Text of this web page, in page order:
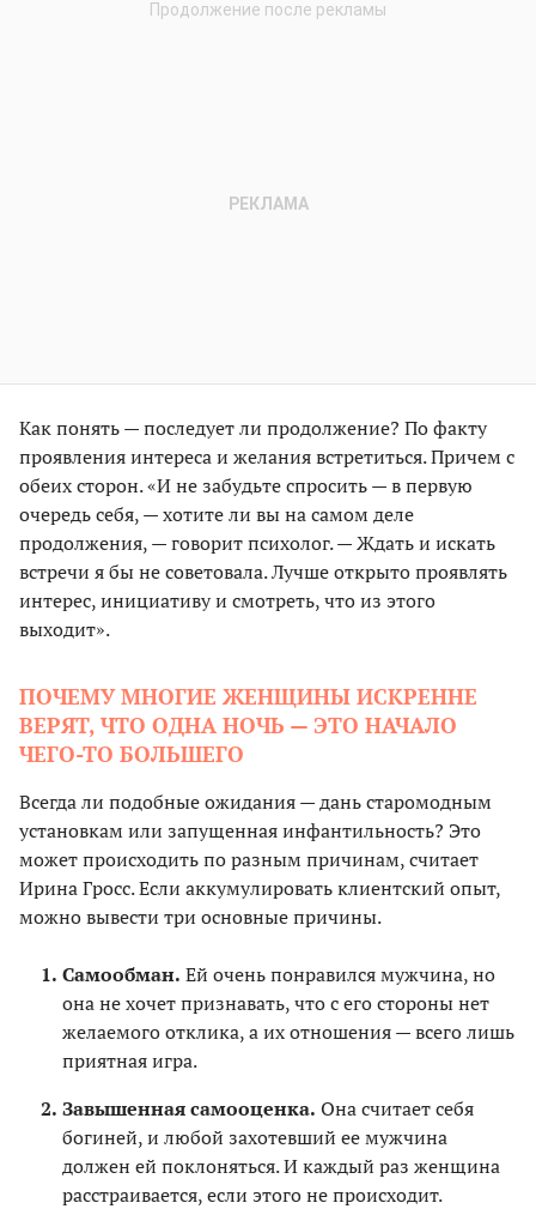
Как понять — последует ли продолжение? По факту
проявления интереса и желания встретиться. Причем с
обеих сторон. «И не забудьте спросить — в первую
очередь себя, — хотите ли вы на самом деле
продолжения, — говорит психолог. — Ждать и искать
встречи я бы не советовала. Лучше открыто проявлять
интерес, инициативу и смотреть, что из этого
выходит».
ПОЧЕМУ МНОГИЕ ЖЕНЩИНЫ ИСКРЕННЕ
ВЕРЯТ, ЧТО ОДНА НОЧЬ — ЭТО НАЧАЛО
ЧЕГО-ТО БОЛЬШЕГО
Всегда ли подобные ожидания — дань старомодным
установкам или запущенная инфантильность? Это
может происходить по разным причинам, считает
Ирина Гросс. Если аккумулировать клиентский опыт,
можно вывести три основные причины.
Самообман. Ей очень понравился мужчина, но
она не хочет признавать, что с его стороны нет
желаемого отклика, а их отношения — всего лишь
приятная игра.
Завышенная самооценка. Она считает себя
богиней, и любой захотевший ее мужчина
должен ей поклоняться. И каждый раз женщина
расстраивается, если этого не происходит.